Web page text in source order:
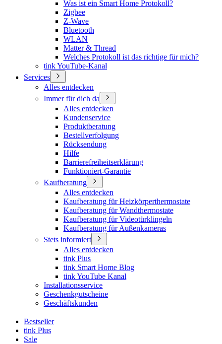
Was ist ein Smart Home Protokoll?
Zigbee
Z-Wave
Bluetooth
WLAN
Matter & Thread
Welches Protokoll ist das richtige für mich?
tink YouTube-Kanal
Services
Alles entdecken
Immer für dich da
Alles entdecken
Kundenservice
Produktberatung
Bestellverfolgung
Rücksendung
Hilfe
Barrierefreiheitserklärung
Funktioniert-Garantie
Kaufberatung
Alles entdecken
Kaufberatung für Heizkörperthermostate
Kaufberatung für Wandthermostate
Kaufberatung für Videotürklingeln
Kaufberatung für Außenkameras
Stets informiert
Alles entdecken
tink Plus
tink Smart Home Blog
tink YouTube Kanal
Installationsservice
Geschenkgutscheine
Geschäftskunden
Bestseller
tink Plus
Sale